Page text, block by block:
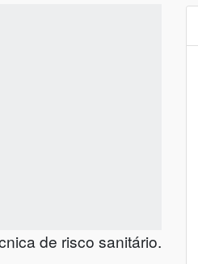
de risco sanitário.